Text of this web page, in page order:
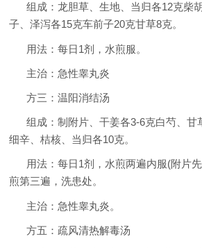
组成：龙胆草、生地、当归各12克柴
子、泽泻各15克车前子20克甘草8克。
用法：每日1剂，水煎服。
主治：急性睾丸炎
方三：温阳消结汤
组成：制附片、干姜各3-6克白芍、甘
细辛、桔核、当归各10克。
用法：每日1剂，水煎两遍内服(附片
煎第三遍，洗患处。
主治：急性睾丸炎。
方五：疏风清热解毒汤